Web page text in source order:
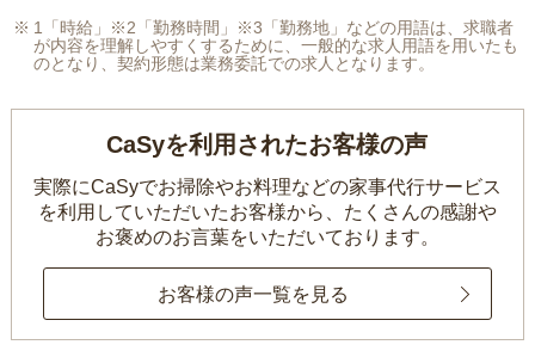
1「時給」※2「勤務時間」※3「勤務地」などの用語は、求職者
が内容を理解しやすくするために、一般的な求人用語を用いたも
のとなり、契約形態は業務委託での求人となります。
CaSyを利用されたお客様の声
実際にCaSyでお掃除やお料理などの家事代行サービス
を利用していただいたお客様から、 たくさんの感謝や
お褒めのお言葉をいただいております。
お客様の声一覧を見る